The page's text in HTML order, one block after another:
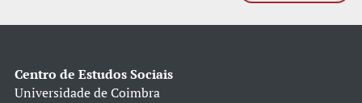
Centro de Estudos Sociais
Universidade de Coimbra